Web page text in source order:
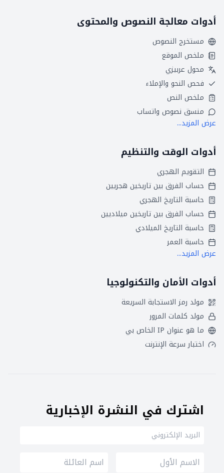
أدوات معالجة النصوص والمحتوى
مستخرج النصوص
ملخص الموقع
محول عربيزي
فحص النحو والإملاء
ملخص النص
منسق نصوص واتساب
عرض المزيد...
أدوات الوقت والتنظيم
التقويم الهجري
حساب الفرق بين تاريخين هجريين
حاسبة التاريخ الهجري
حساب الفرق بين تاريخين ميلاديين
حاسبة التاريخ الميلادي
حاسبة العمر
عرض المزيد...
أدوات الأمان والتكنولوجيا
مولد رمز الاستجابة السريعة
مولد كلمات المرور
ما هو عنوان IP الخاص بي
اختبار سرعة الإنترنت
اشترك في النشرة الإخبارية